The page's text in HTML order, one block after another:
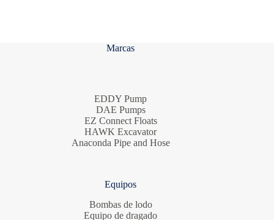
Marcas
EDDY Pump
DAE Pumps
EZ Connect Floats
HAWK Excavator
Anaconda Pipe and Hose
Equipos
Bombas de lodo
Equipo de dragado